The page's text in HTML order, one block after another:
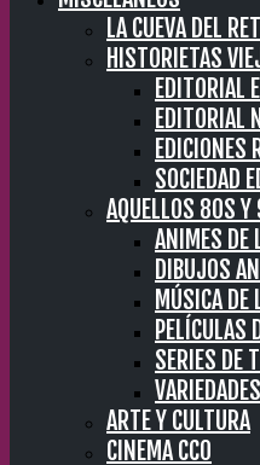
LA CUEVA DEL
HISTORIETAS
EDITORIAL
EDITORIAL
EDICIONES
SOCIEDAD
AQUELLOS 80S
ANIMES
DIBUJOS
MÚSICA
SERIES DE
ARTE Y CULTURA
CINEMA CC0